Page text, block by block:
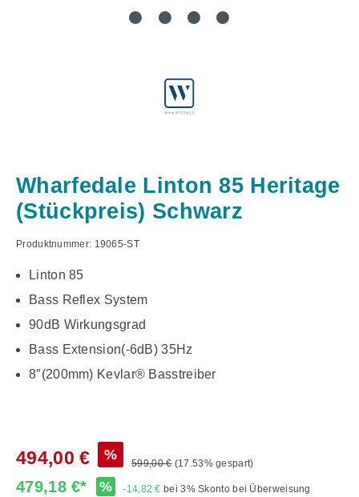
Wharfedale Linton 85 Heritage
(Stückpreis) Schwarz
Produktnummer: 19065-ST
Linton 85
Bass Reflex System
90dB Wirkungsgrad
Bass Extension(-6dB) 35Hz
8″(200mm) Kevlar® Basstreiber
494,00 € %
599,00 € (17.53% gespart)
479,18 €* % -14,82 € bei 3% Skonto bei Überweisung